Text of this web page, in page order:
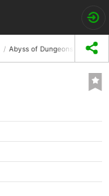
Abyss of Dungeons